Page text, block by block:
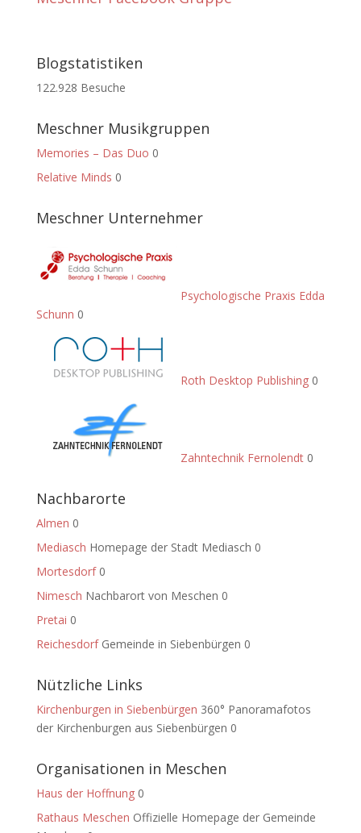
Blogstatistiken
122.928 Besuche
Meschner Musikgruppen
Memories – Das Duo 0
Relative Minds 0
Meschner Unternehmer
Psychologische Praxis Edda
Schunn 0
Roth Desktop Publishing0
Zahntechnik Fernolendt0
Nachbarorte
Almen 0
Mediasch Homepage der Stadt Mediasch 0
Mortesdorf0
Nimesch Nachbarort von Meschen 0
Pretai 0
ReichesdorfGemeinde in Siebenbürgen 0
Nützliche Links
Kirchenburgen in Siebenbürgen 360° Panoramafotos
der Kirchenburgen aus Siebenbürgen 0
Organisationen in Meschen
Haus der Hoffnung0
Rathaus Meschen Offizielle Homepage der Gemeinde